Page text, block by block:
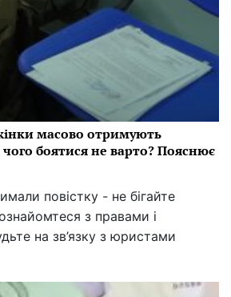
масово отримують
боятися не варто? Пояснює
повістку - не бігайте
з правами і
на зв’язку з юристами